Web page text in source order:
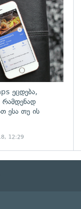
ეცდება,
რამდენად
ესა თუ ის
12:29